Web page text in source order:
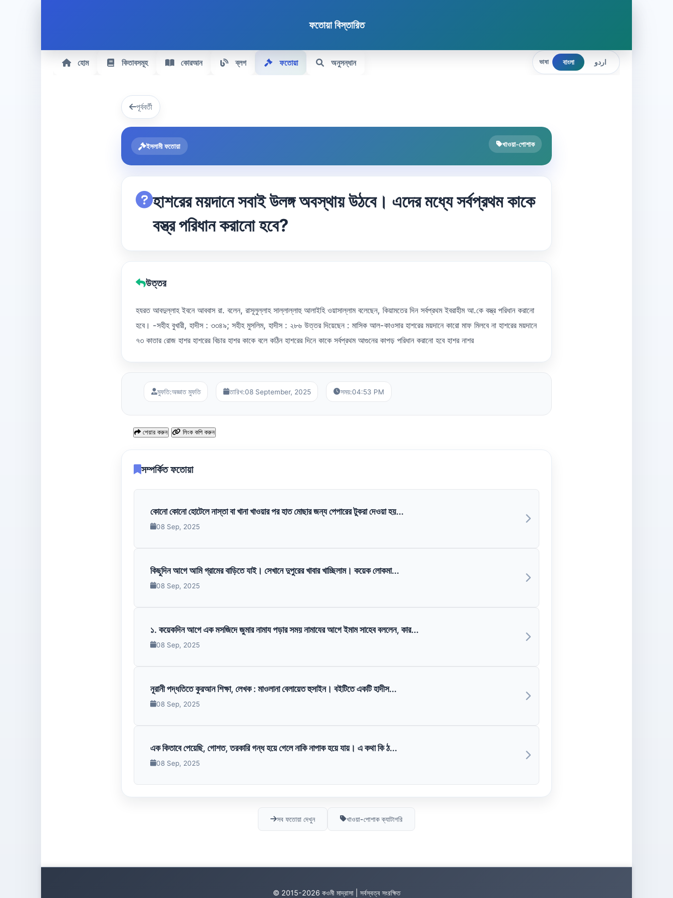
ফতোয়া বিস্তারিত
হোম কিতাবসমূহ কোরআন ব্লগ ফতোয়া অনুসন্ধান ভাষা বাংলা اردو
পূর্ববর্তী
ইসলামী ফতোয়া খাওয়া-পোশাক
হাশরের ময়দানে সবাই উলঙ্গ অবস্থায় উঠবে। এদের মধ্যে সর্বপ্রথম কাকে
বস্ত্র পরিধান করানো হবে?
উত্তর
হযরত আবদুল্লাহ ইবনে আববাস রা. বলেন, রাসূলুল্লাহ সাল্লাল্লাহু আলাইহি ওয়াসাল্লাম বলেছেন, কিয়ামতের দিন সর্বপ্রথম ইবরাহীম আ.কে বস্ত্র পরিধান করানো
হবে। -সহীহ বুখারী, হাদীস : ৩৩৪৯; সহীহ মুসলিম, হাদীস : ২৮৬ উত্তর দিয়েছেন : মাসিক আল-কাওসার হাশরের ময়দানে কারো মাফ মিলবে না হাশরের ময়দানে
৭৩ কাতার রোজ হাশর হাশরের বিচার হাশর কাকে বলে কঠিন হাশরের দিনে কাকে সর্বপ্রথম আগুনের কাপড় পরিধান করানো হবে হাশর নাশর
মুফতি:অজ্ঞাত মুফতি তারিখ:08 September, 2025 সময়:04:53 PM
শেয়ার করুন লিংক কপি করুন
সম্পর্কিত ফতোয়া
কোনো কোনো হোটেলে নাস্তা বা খানা খাওয়ার পর হাত মোছার জন্য পেপারের টুকরা দেওয়া হয়...
08 Sep, 2025
কিছুদিন আগে আমি গ্রামের বাড়িতে যাই। সেখানে দুপুরের খাবার খাচ্ছিলাম। কয়েক লোকমা...
08 Sep, 2025
১. কয়েকদিন আগে এক মসজিদে জুমার নামায পড়ার সময় নামাযের আগে ইমাম সাহেব বললেন, কার...
08 Sep, 2025
নূরানী পদ্ধতিতে কুরআন শিক্ষা, লেখক : মাওলানা বেলায়েত হুসাইন। বইটিতে একটি হাদীস...
08 Sep, 2025
এক কিতাবে পেয়েছি, গোশত, তরকারি গন্ধ হয়ে গেলে নাকি নাপাক হয়ে যায়। এ কথা কি ঠ...
08 Sep, 2025
সব ফতোয়া দেখুন খাওয়া-পোশাক ক্যাটাগরি
© 2015-2026 কওমী মাদ্রাসা | সর্বস্বত্ব সংরক্ষিত